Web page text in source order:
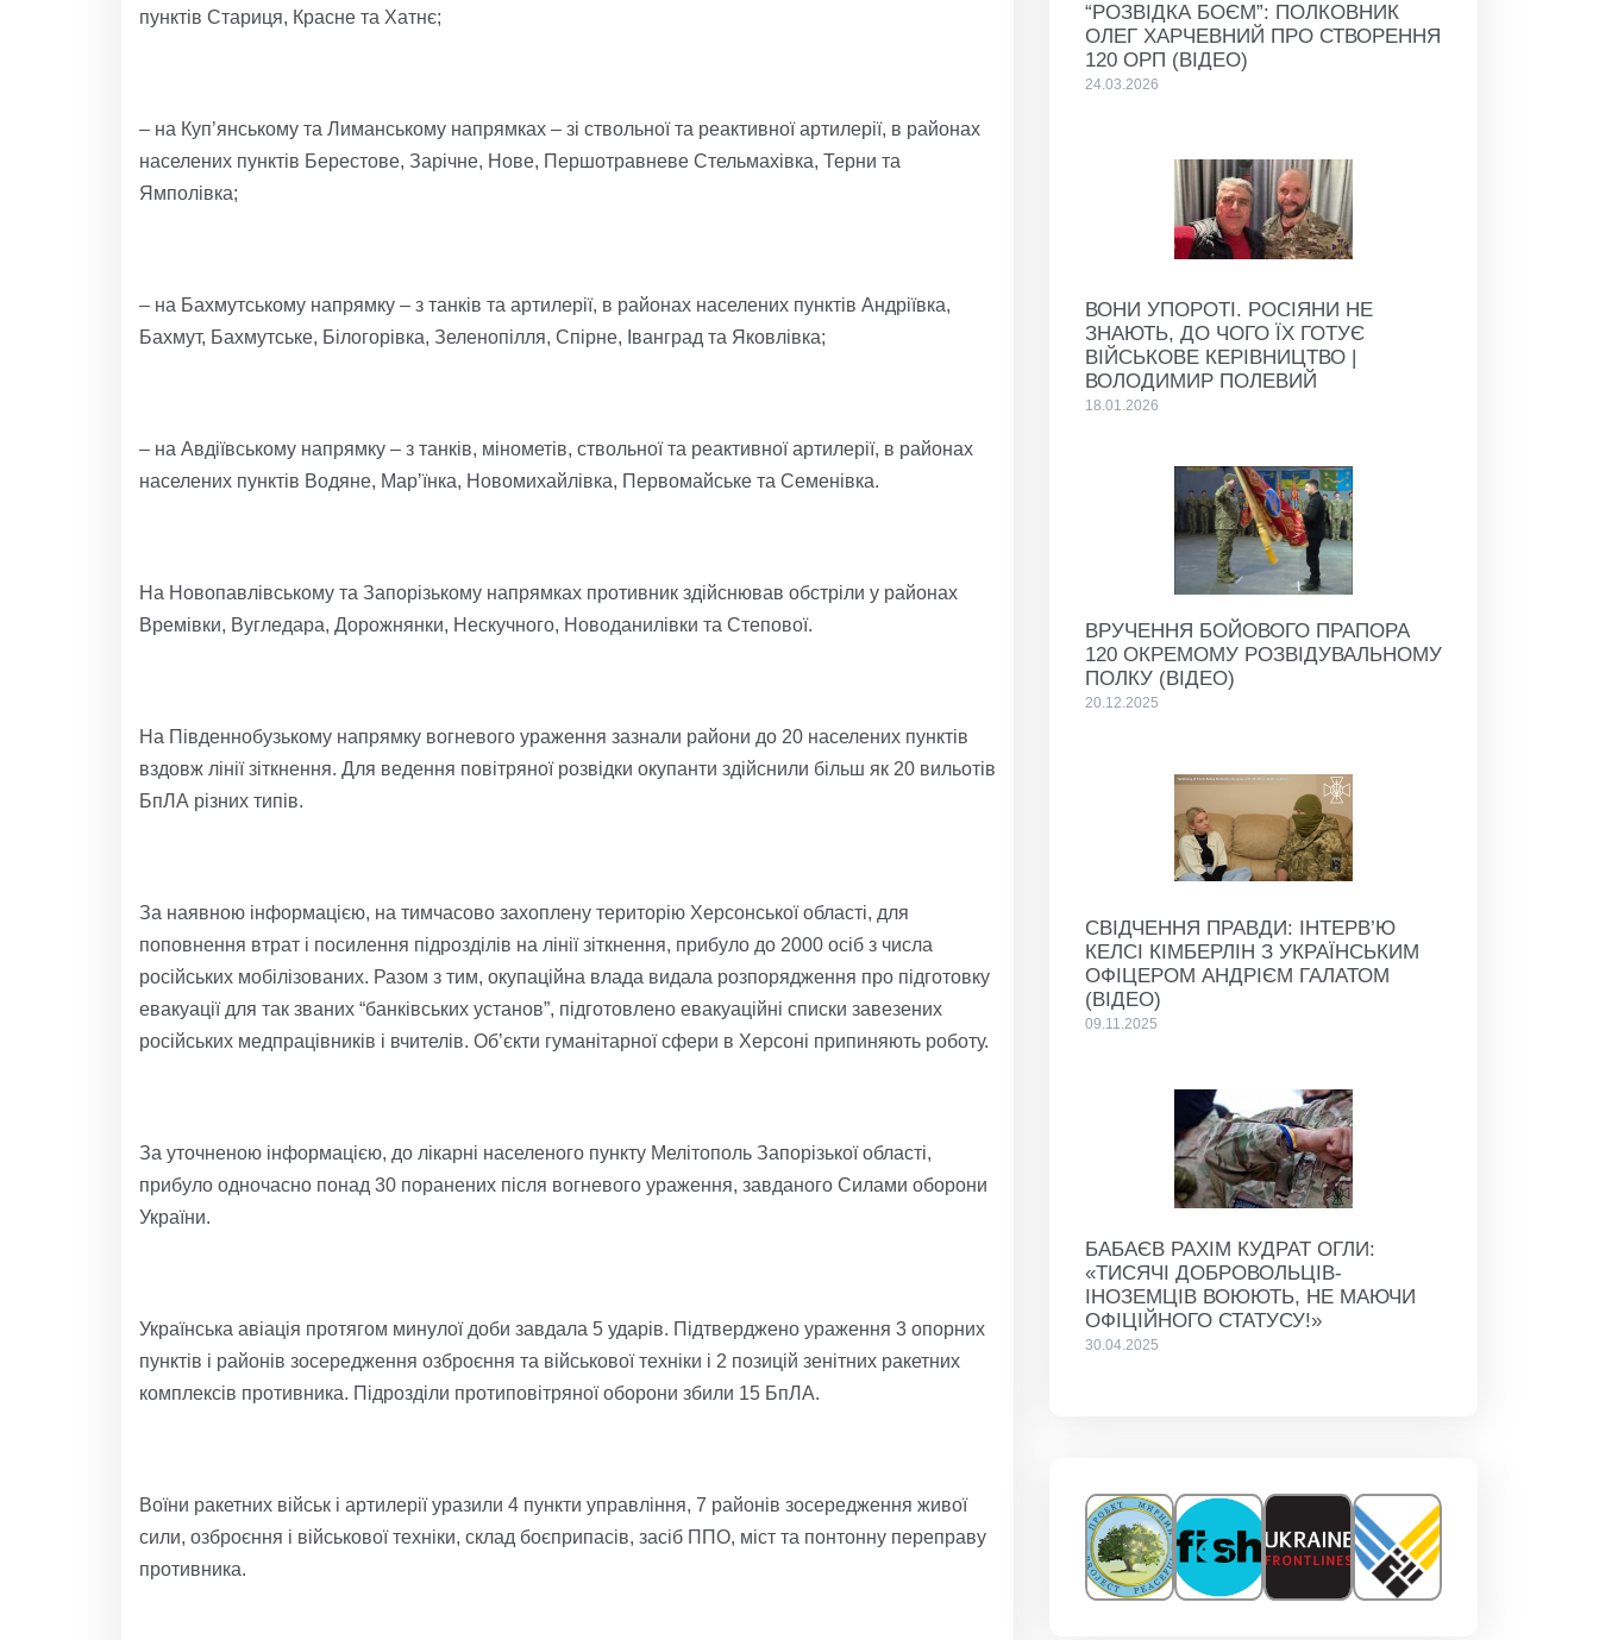
пунктів Стариця, Красне та Хатнє;
– на Куп’янському та Лиманському напрямках – зі ствольної та реактивної артилерії, в районах
населених пунктів Берестове, Зарічне, Нове, Першотравневе Стельмахівка, Терни та
Ямполівка;
– на Бахмутському напрямку – з танків та артилерії, в районах населених пунктів Андріївка,
Бахмут, Бахмутське, Білогорівка, Зеленопілля, Спірне, Іванград та Яковлівка;
– на Авдіївському напрямку – з танків, мінометів, ствольної та реактивної артилерії, в районах
населених пунктів Водяне, Марʼїнка, Новомихайлівка, Первомайське та Семенівка.
На Новопавлівському та Запорізькому напрямках противник здійснював обстріли у районах
Времівки, Вугледара, Дорожнянки, Нескучного, Новоданилівки та Степової.
На Південнобузькому напрямку вогневого ураження зазнали райони до 20 населених пунктів
вздовж лінії зіткнення. Для ведення повітряної розвідки окупанти здійснили більш як 20 вильотів
БпЛА різних типів.
За наявною інформацією, на тимчасово захоплену територію Херсонської області, для
поповнення втрат і посилення підрозділів на лінії зіткнення, прибуло до 2000 осіб з числа
російських мобілізованих. Разом з тим, окупаційна влада видала розпорядження про підготовку
евакуації для так званих “банківських установ”, підготовлено евакуаційні списки завезених
російських медпрацівників і вчителів. Об’єкти гуманітарної сфери в Херсоні припиняють роботу.
За уточненою інформацією, до лікарні населеного пункту Мелітополь Запорізької області,
прибуло одночасно понад 30 поранених після вогневого ураження, завданого Силами оборони
України.
Українська авіація протягом минулої доби завдала 5 ударів. Підтверджено ураження 3 опорних
пунктів і районів зосередження озброєння та військової техніки і 2 позицій зенітних ракетних
комплексів противника. Підрозділи протиповітряної оборони збили 15 БпЛА.
Воїни ракетних військ і артилерії уразили 4 пункти управління, 7 районів зосередження живої
сили, озброєння і військової техніки, склад боєприпасів, засіб ППО, міст та понтонну переправу
противника.
“РОЗВІДКА БОЄМ”: ПОЛКОВНИК
ОЛЕГ ХАРЧЕВНИЙ ПРО СТВОРЕННЯ
120 ОРП (ВІДЕО)
24.03.2026
ВОНИ УПОРОТІ. РОСІЯНИ НЕ
ЗНАЮТЬ, ДО ЧОГО ЇХ ГОТУЄ
ВІЙСЬКОВЕ КЕРІВНИЦТВО |
ВОЛОДИМИР ПОЛЕВИЙ
18.01.2026
ВРУЧЕННЯ БОЙОВОГО ПРАПОРА
120 ОКРЕМОМУ РОЗВІДУВАЛЬНОМУ
ПОЛКУ (ВІДЕО)
20.12.2025
СВІДЧЕННЯ ПРАВДИ: ІНТЕРВ’Ю
КЕЛСІ КІМБЕРЛІН З УКРАЇНСЬКИМ
ОФІЦЕРОМ АНДРІЄМ ГАЛАТОМ
(ВІДЕО)
09.11.2025
БАБАЄВ РАХІМ КУДРАТ ОГЛИ:
«ТИСЯЧІ ДОБРОВОЛЬЦІВ-
ІНОЗЕМЦІВ ВОЮЮТЬ, НЕ МАЮЧИ
ОФІЦІЙНОГО СТАТУСУ!»
30.04.2025